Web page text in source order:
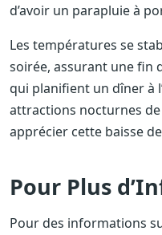
d’avoir un parapluie à
Les températures se
soirée, assurant une fin
qui planifient un dîner à
attractions nocturnes
apprécier cette baisse
Pour Plus
Pour des informations